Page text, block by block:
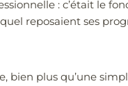
: c’était le
reposaient ses
bien plus qu’une